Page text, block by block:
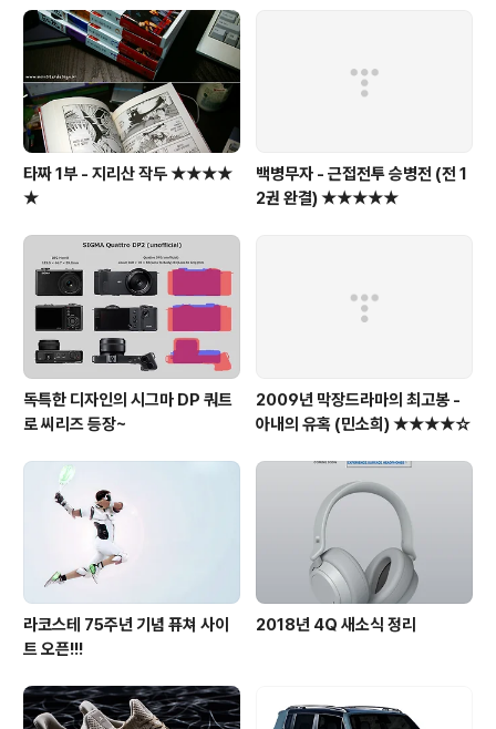
하나다. 때론 성에 차지 않더라도 교육과 규범을 통해 부하
의 성장을 기다려주는 여유는 ‘진짜’ ‘참된 성공’을 만들어
내기 위해 리더가 감..
타짜 1부 - 지리산 작두 ★★★★
★
백병무자 - 근접전투 승병전 (전 1
2권 완결) ★★★★★
독특한 디자인의 시그마 DP 쿼트
로 씨리즈 등장~
2009년 막장드라마의 최고봉 -
아내의 유혹 (민소희) ★★★★☆
라코스테 75주년 기념 퓨쳐 사이
트 오픈!!!
2018년 4Q 새소식 정리